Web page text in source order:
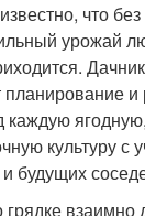
что
урожай
и
каждую
культуру с
будущих
взаимно